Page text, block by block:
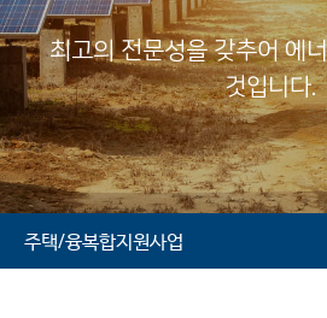
최고의 전문성을 갖추어 에
것입니다.
주택/융복합지원사업